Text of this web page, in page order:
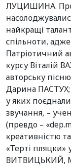
ЛУЦИШИНА.
найкращі
спільноти,
Патріотичний
курсу Віталій
авторську
Дарина ПАСТУХ;
у яких
звучання, –
(превдо –
креативністю
«Терті пляцки»
ВИТВИЦЬКИЙ,